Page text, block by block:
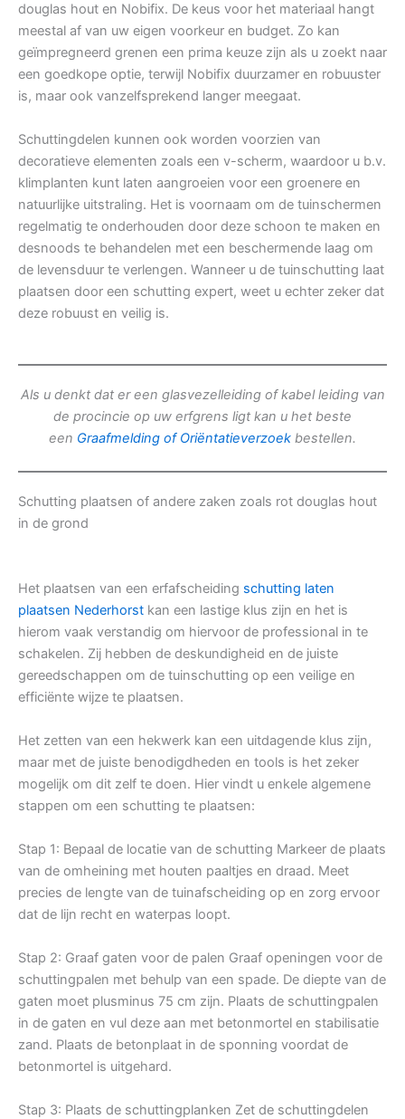
douglas hout en Nobifix. De keus voor het materiaal hangt
meestal af van uw eigen voorkeur en budget. Zo kan
geïmpregneerd grenen een prima keuze zijn als u zoekt naar
een goedkope optie, terwijl Nobifix duurzamer en robuuster
is, maar ook vanzelfsprekend langer meegaat.
Schuttingdelen kunnen ook worden voorzien van
decoratieve elementen zoals een v-scherm, waardoor u b.v.
klimplanten kunt laten aangroeien voor een groenere en
natuurlijke uitstraling. Het is voornaam om de tuinschermen
regelmatig te onderhouden door deze schoon te maken en
desnoods te behandelen met een beschermende laag om
de levensduur te verlengen. Wanneer u de tuinschutting laat
plaatsen door een schutting expert, weet u echter zeker dat
deze robuust en veilig is.
Als u denkt dat er een glasvezelleiding of kabel leiding van
de procincie op uw erfgrens ligt kan u het beste
een Graafmelding of Oriëntatieverzoek bestellen.
Schutting plaatsen of andere zaken zoals rot douglas hout
in de grond
Het plaatsen van een erfafscheiding schutting laten
plaatsen Nederhorst kan een lastige klus zijn en het is
hierom vaak verstandig om hiervoor de professional in te
schakelen. Zij hebben de deskundigheid en de juiste
gereedschappen om de tuinschutting op een veilige en
efficiënte wijze te plaatsen.
Het zetten van een hekwerk kan een uitdagende klus zijn,
maar met de juiste benodigdheden en tools is het zeker
mogelijk om dit zelf te doen. Hier vindt u enkele algemene
stappen om een schutting te plaatsen:
Stap 1: Bepaal de locatie van de schutting Markeer de plaats
van de omheining met houten paaltjes en draad. Meet
precies de lengte van de tuinafscheiding op en zorg ervoor
dat de lijn recht en waterpas loopt.
Stap 2: Graaf gaten voor de palen Graaf openingen voor de
schuttingpalen met behulp van een spade. De diepte van de
gaten moet plusminus 75 cm zijn. Plaats de schuttingpalen
in de gaten en vul deze aan met betonmortel en stabilisatie
zand. Plaats de betonplaat in de sponning voordat de
betonmortel is uitgehard.
Stap 3: Plaats de schuttingplanken Zet de schuttingdelen